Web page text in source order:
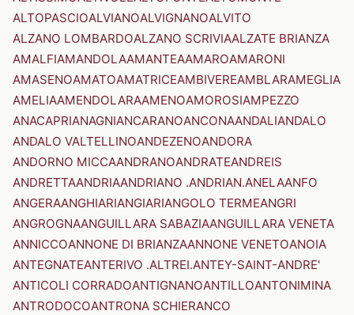
ALTOPASCIOALVIANOALVIGNANOALVITO
ALZANO LOMBARDOALZANO SCRIVIAALZATE BRIANZA
AMALFIAMANDOLAAMANTEAAMAROAMARONI
AMASENOAMATOAMATRICEAMBIVEREAMBLARAMEGLIA
AMELIAAMENDOLARAAMENOAMOROSIAMPEZZO
ANACAPRIANAGNIANCARANOANCONAANDALIANDALO
ANDALO VALTELLINOANDEZENOANDORA
ANDORNO MICCAANDRANOANDRATEANDREIS
ANDRETTAANDRIAANDRIANO .ANDRIAN.ANELAANFO
ANGERAANGHIARIANGIARIANGOLO TERMEANGRI
ANGROGNAANGUILLARA SABAZIAANGUILLARA VENETA
ANNICCOANNONE DI BRIANZAANNONE VENETOANOIA
ANTEGNATEANTERIVO .ALTREI.ANTEY-SAINT-ANDRE'
ANTICOLI CORRADOANTIGNANOANTILLOANTONIMINA
ANTRODOCOANTRONA SCHIERANCO